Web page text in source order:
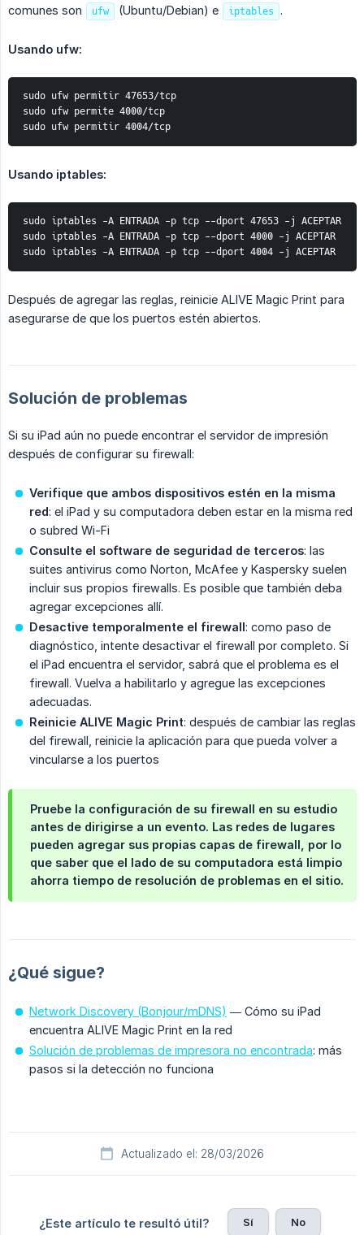
comunes son
ufw (Ubuntu/Debian) e iptables .
Usando ufw:
sudo ufw permitir 47653/tcp
sudo ufw permite 4000/tcp
sudo ufw permitir 4004/tcp
Usando iptables:
sudo iptables -A ENTRADA -p tcp --dport 4000 -j ACEPTAR
sudo iptables -A ENTRADA -p tcp --dport 4004 -j ACEPTAR
Después de agregar las reglas, reinicie ALIVE Magic Print para
asegurarse de que los puertos estén abiertos.
Solución de problemas
Si su iPad aún no puede encontrar el servidor de impresión
después de configurar su firewall:
Verifique que ambos dispositivos estén en la misma
red: el iPad y su computadora deben estar en la misma red
o subred Wi-Fi
Consulte el software de seguridad de terceros: las
suites antivirus como Norton, McAfee y Kaspersky suelen
incluir sus propios firewalls. Es posible que también deba
agregar excepciones allí.
Desactive temporalmente el firewall: como paso de
diagnóstico, intente desactivar el firewall por completo. Si
el iPad encuentra el servidor, sabrá que el problema es el
firewall. Vuelva a habilitarlo y agregue las excepciones
adecuadas.
Reinicie ALIVE Magic Print: después de cambiar las reglas
del firewall, reinicie la aplicación para que pueda volver a
vincularse a los puertos
Pruebe la configuración de su firewall en su estudio
antes de dirigirse a un evento. Las redes de lugares
pueden agregar sus propias capas de firewall, por lo
que saber que el lado de su computadora está limpio
ahorra tiempo de resolución de problemas en el sitio.
¿Qué sigue?
Network Discovery (Bonjour/mDNS) — Cómo su iPad
encuentra ALIVE Magic Print en la red
Solución de problemas de impresora no encontrada: más
pasos si la detección no funciona
Actualizado el: 28/03/2026
¿Este artículo te resultó útil? Sí No